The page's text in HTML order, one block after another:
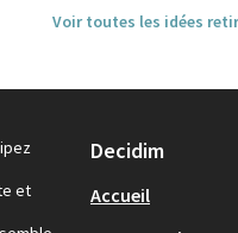
Voir toutes les idées
et
Decidim
Accueil